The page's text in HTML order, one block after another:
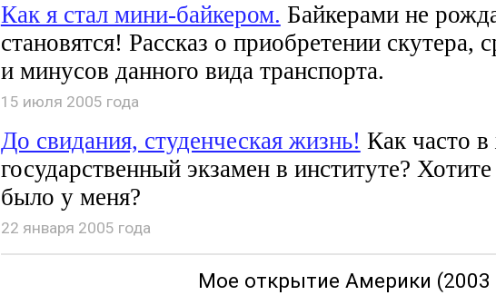
Как я стал мини-байкером. Байкерами не
становятся! Рассказ о приобретении скутера,
и минусов данного вида транспорта.
15 июля 2005 года
До свидания, студенческая жизнь! Как часто
государственный экзамен в институте?
было у меня?
22 января 2005 года
Мое открытие Америки (2003